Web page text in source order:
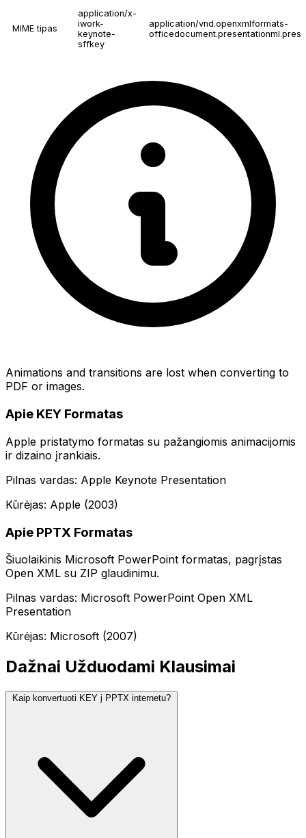
MIME tipas
application/x-
iwork-
keynote-
sffkey
application/vnd.openxmlformats-
Animations and transitions are lost when converting to
PDF or images.
Apie KEY Formatas
Apple pristatymo formatas su pažangiomis animacijomis
ir dizaino įrankiais.
Pilnas vardas: Apple Keynote Presentation
Kūrėjas: Apple (2003)
Apie PPTX Formatas
Šiuolaikinis Microsoft PowerPoint formatas, pagrįstas
Open XML su ZIP glaudinimu.
Pilnas vardas: Microsoft PowerPoint Open XML
Presentation
Kūrėjas: Microsoft (2007)
Dažnai Užduodami Klausimai
Kaip konvertuoti KEY į PPTX internetu?